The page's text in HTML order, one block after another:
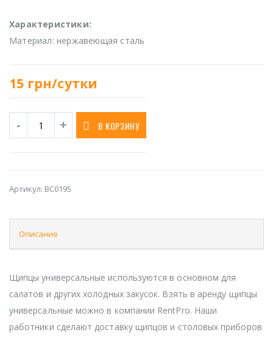
Характеристики:
Материал: нержавеющая сталь
15 грн/сутки
В КОРЗИНУ
Артикул: BC0195
Описание
Щипцы универсальные используются в основном для
салатов и других холодных закусок. Взять в аренду щипцы
универсальные можно в компании RentPro. Наши
работники сделают доставку щипцов и столовых приборов